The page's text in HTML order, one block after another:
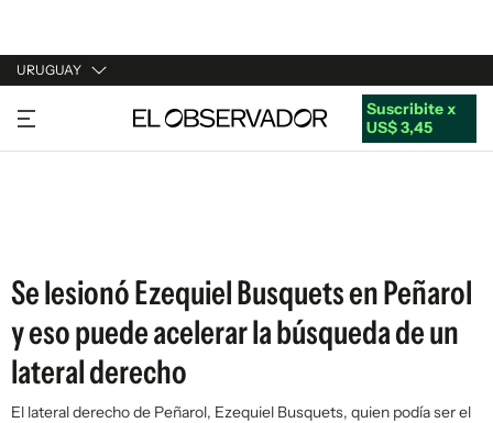
URUGUAY
URUGUAY
ARGENTINA
Suscribite x
US$ 3,45
Se lesionó Ezequiel Busquets en Peñarol
y eso puede acelerar la búsqueda de un
lateral derecho
El lateral derecho de Peñarol, Ezequiel Busquets, quien podía ser el